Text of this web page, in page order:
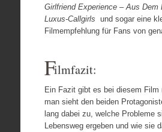
Girlfriend Experience – Aus Dem
Luxus-Callgirls und sogar eine
Filmempfehlung für Fans von
Filmfazit:
Ein Fazit gibt es bei diesem Film
man sieht den beiden
lang dabei zu, welche Probleme
Lebensweg ergeben und wie sie